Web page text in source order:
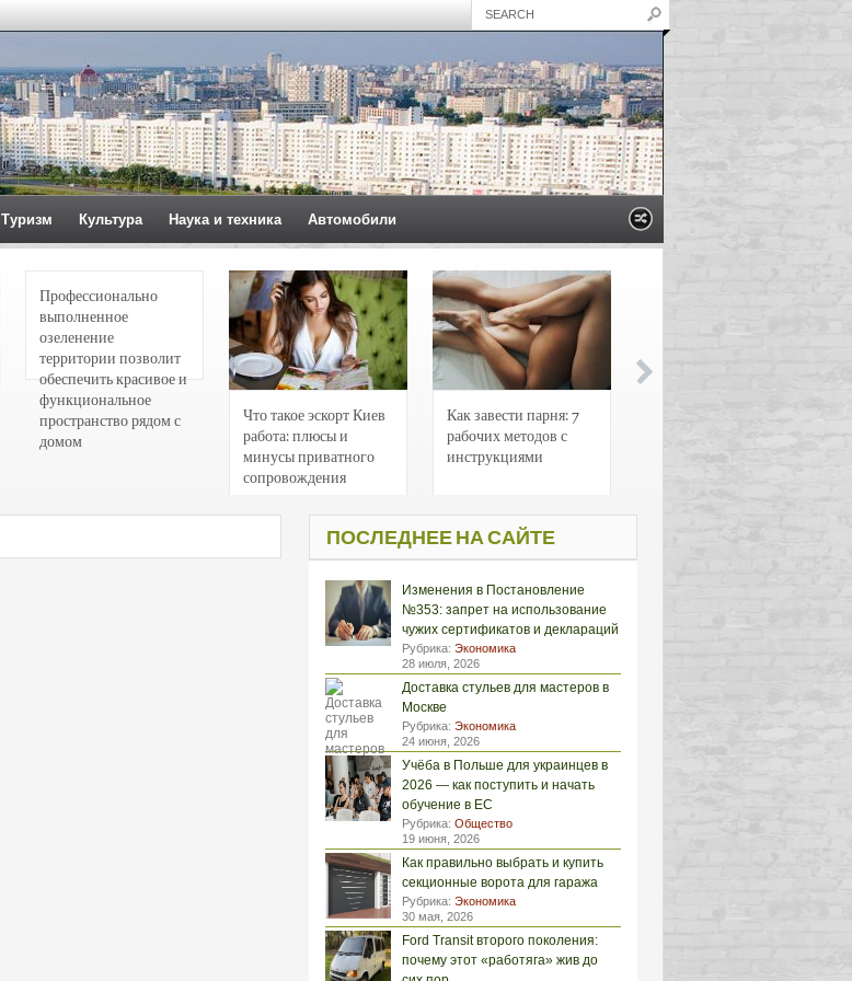
Туризм Культура Наука и техника Автомобили
Профессионально
выполненное
озеленение
территории позволит
обеспечить красивое и
функциональное
пространство рядом с
домом
Что такое эскорт Киев
работа: плюсы и
минусы приватного
сопровождения
Как завести парня: 7
рабочих методов с
инструкциями
ПОСЛЕДНЕЕ НА САЙТЕ
Изменения в Постановление
№353: запрет на использование
чужих сертификатов и деклараций
Рубрика: Экономика
28 июля, 2026
Доставка стульев для мастеров в
Москве
Рубрика: Экономика
24 июня, 2026
Учёба в Польше для украинцев в
2026 — как поступить и начать
обучение в ЕС
Рубрика: Общество
19 июня, 2026
Как правильно выбрать и купить
секционные ворота для гаража
Рубрика: Экономика
30 мая, 2026
Ford Transit второго поколения:
почему этот «работяга» жив до